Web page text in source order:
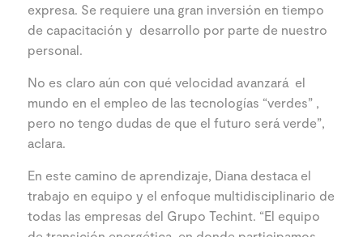
expresa. Se requiere una gran inversión en tiempo
de capacitación y desarrollo por parte de nuestro
personal.
No es claro aún con qué velocidad avanzará el
mundo en el empleo de las tecnologías “verdes” ,
pero no tengo dudas de que el futuro será verde”,
aclara.
En este camino de aprendizaje, Diana destaca el
trabajo en equipo y el enfoque multidisciplinario de
todas las empresas del Grupo Techint. “El equipo